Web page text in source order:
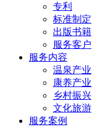
专利
标准制定
出版书籍
服务客户
服务内容
温泉产业
康养产业
乡村振兴
文化旅游
服务案例